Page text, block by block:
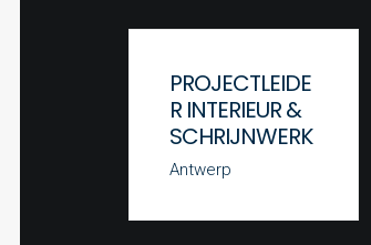
PROJECTLEIDE
R INTERIEUR &
SCHRIJNWERK
Antwerp